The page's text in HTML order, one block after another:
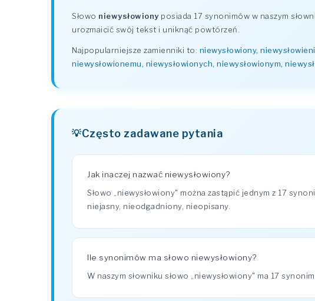
Słowo niewysłowionyposiada 17 synonimów w naszym
urozmaicić swój tekst i uniknąć powtórzeń.
Najpopularniejsze zamienniki to: niewysłowiony,
niewysłowionemu, niewysłowionych, niewysłowionym,
Często zadawane pytania
Jak inaczej nazwać niewysłowiony?
Słowo „niewysłowiony" można zastąpić jednym z 17
niejasny, nieodgadniony, nieopisany.
Ile synonimów ma słowo niewysłowiony?
W naszym słowniku słowo „niewysłowiony" ma 17